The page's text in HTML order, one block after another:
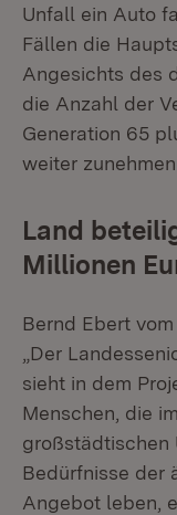
Unfall ein Auto
Fällen die
Angesichts des
die Anzahl der
Generation 65
weiter zunehmen.
Land
Millionen
Bernd Ebert vom
„Der
sieht in dem
Menschen, die
großstädtischen
Bedürfnisse der
Angebot leben,